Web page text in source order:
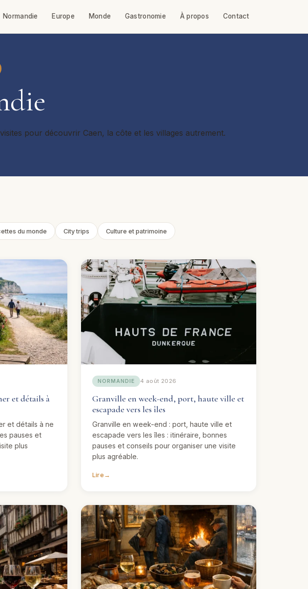
Normandie Europe Monde Gastronomie À propos Contact
pour découvrir Caen, la côte et les villages autrement.
du monde City trips Culture et patrimoine
et détails à
et détails à ne
pauses et
plus
NORMANDIE 4 août 2026
Granville en week-end, port, haute ville et
escapade vers les îles
Granville en week-end : port, haute ville et
escapade vers les îles : itinéraire, bonnes
pauses et conseils pour organiser une visite
plus agréable.
Lire →